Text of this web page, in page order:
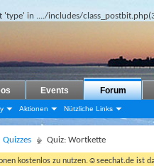
'type' in ..../includes/
Events Forum
Aktionen Nützliche Links
Quizzes Quiz: Wortkette
kostenlos zu nutzen.☺seechat.de ist